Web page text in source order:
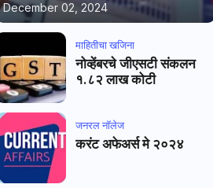
December 02, 2024
माहितीचा खजिना
नोव्हेंबरचे जीएसटी संकलन
१.८२ लाख कोटी
जनरल नाॅलेज
करंट अफेअर्स मे २०२४